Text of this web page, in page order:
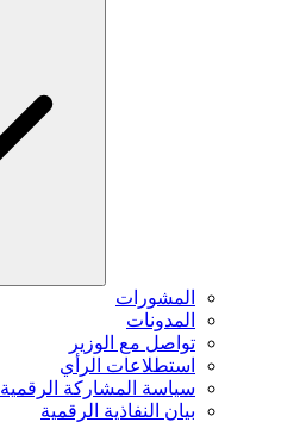
المشورات
المدونات
تواصل مع الوزير
استطلاعات الرأي
سياسة المشاركة الرقمية
بيان النفاذية الرقمية